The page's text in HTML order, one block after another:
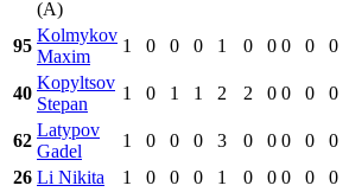
(A)
95
Kolmykov
Maxim
1 0 0 0 1 0 0 0 0 0
40
Kopyltsov
Stepan
1 0 1 1 2 2 0 0 0 0
62
Latypov
Gadel
1 0 0 0 3 0 0 0 0 0
26 Li Nikita 1 0 0 0 1 0 0 0 0 0